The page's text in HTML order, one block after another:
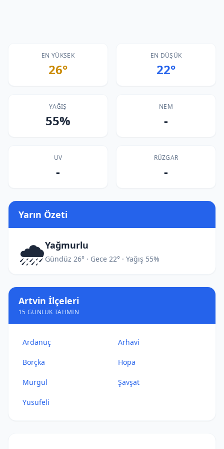
EN YÜKSEK
26°
EN DÜŞÜK
22°
YAĞIŞ
55%
NEM
-
UV
-
RÜZGAR
-
Yarın Özeti
🌧️Yağmurlu
Gündüz 26° · Gece 22° · Yağış 55%
Artvin İlçeleri
15 GÜNLÜK TAHMIN
Ardanuç Arhavi
Borçka Hopa
Murgul Şavşat
Yusufeli